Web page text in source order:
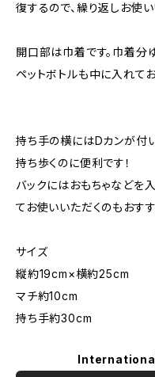
復するので、繰り返しお使い
開口部は巾着です。巾着分
ペットボトルも中に入れて
持ち手の横にはDカンが付
持ち歩くのに便利です！
バックにはおもちゃなどを
てお使いいただくのもおす
サイズ
縦約19cm×横約25cm
マチ約10cm
持ち手約30cm